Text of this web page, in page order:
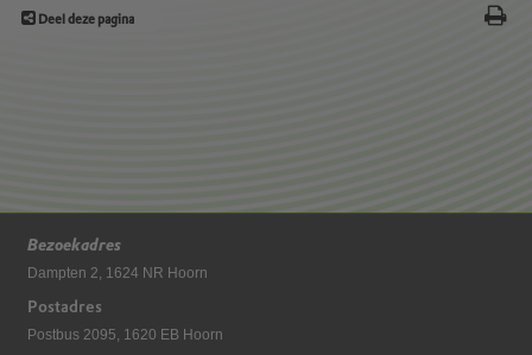
Deel deze pagina
Bezoekadres
Dampten 2, 1624 NR Hoorn
Postadres
Postbus 2095, 1620 EB Hoorn